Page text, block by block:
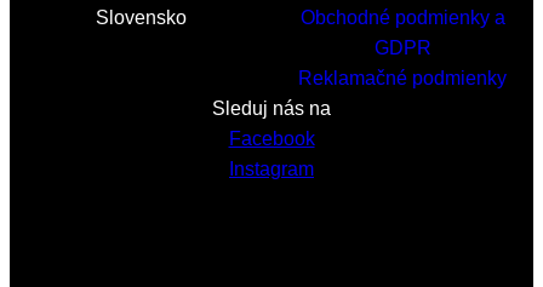
Slovensko
Obchodné podmienky a
GDPR
Reklamačné podmienky
Sleduj nás na
Facebook
Instagram